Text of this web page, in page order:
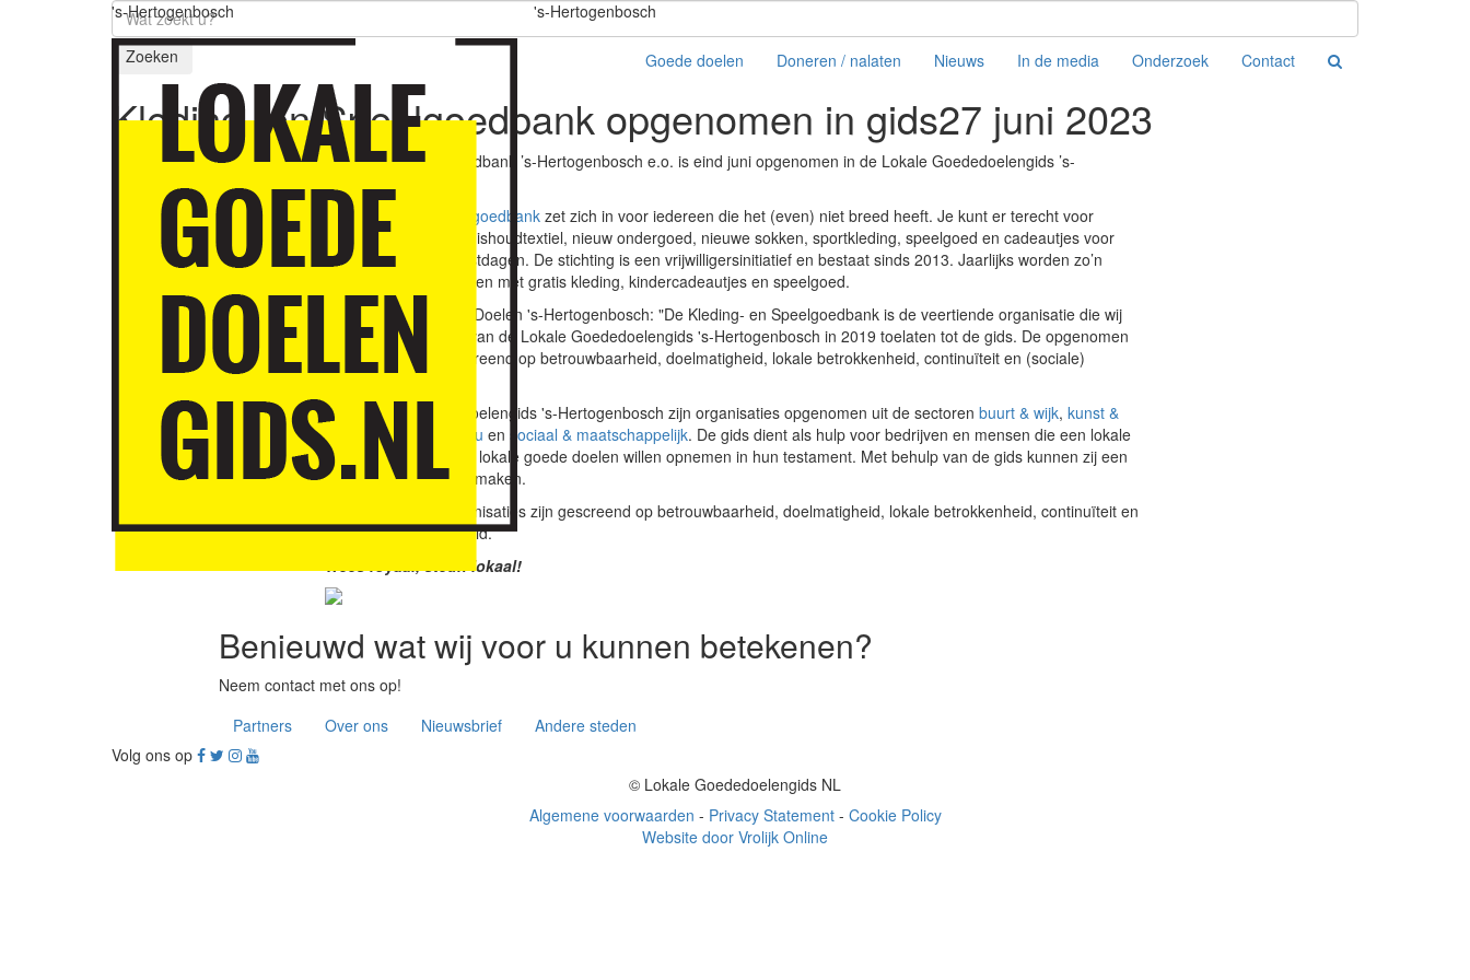
's-Hertogenbosch 's-Hertogenbosch
Goede doelen Doneren / nalaten Nieuws In de media Onderzoek Contact
Zoeken
Kleding- en Speelgoedbank opgenomen in gids27 juni 2023
Kleding- en Speelgoedbank ’s-Hertogenbosch e.o. is eind juni opgenomen in de Lokale Goededoelengids ’s-
De Kleding- en Speelgoedbank zet zich in voor iedereen die het (even) niet breed heeft. Je kunt er terecht voor
kleding, schoenen, huishoudtextiel, nieuw ondergoed, nieuwe sokken, sportkleding, speelgoed en cadeautjes voor
kinderfeestjes en feestdagen. De stichting is een vrijwilligersinitiatief en bestaat sinds 2013. Jaarlijks worden zo’n
1.200 mensen geholpen met gratis kleding, kindercadeautjes en speelgoed.
Jan de Rond, Goede Doelen 's-Hertogenbosch: "De Kleding- en Speelgoedbank is de veertiende organisatie die wij
sinds de presentatie van de Lokale Goededoelengids 's-Hertogenbosch in 2019 toelaten tot de gids. De opgenomen
organisaties zijn gescreend op betrouwbaarheid, doelmatigheid, lokale betrokkenheid, continuïteit en (sociale)
duurzaamheid.”
In de Lokale Goededoelengids 's-Hertogenbosch zijn organisaties opgenomen uit de sectoren buurt & wijk, kunst &
cultuur
,natuur & milieu en sociaal & maatschappelijk. De gids dient als hulp voor bedrijven en mensen die een lokale
donatie overwegen of lokale goede doelen willen opnemen in hun testament. Met behulp van de gids kunnen zij een
weloverwogen keuze maken.
Alle opgenomen organisaties zijn gescreend op betrouwbaarheid, doelmatigheid, lokale betrokkenheid, continuïteit en
(sociale) duurzaamheid.
Wees royaal, steun lokaal!
Benieuwd wat wij voor u kunnen betekenen?
Neem contact met ons op!
Partners
Over ons Nieuwsbrief
Andere steden
Volg ons op
© Lokale Goededoelengids NL
Algemene voorwaarden - Privacy Statement- Cookie Policy
Website door Vrolijk Online